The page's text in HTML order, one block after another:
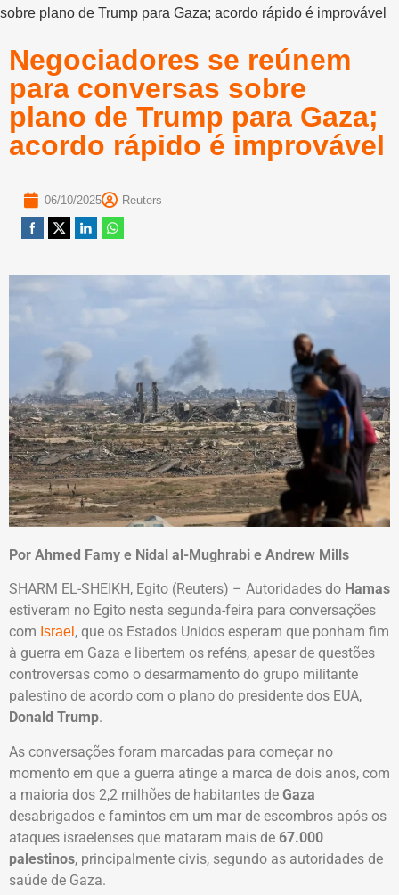
sobre plano de Trump para Gaza; acordo rápido é improvável
Negociadores se reúnem
para conversas sobre
plano de Trump para Gaza;
acordo rápido é improvável
06/10/2025 Reuters
Por Ahmed Famy e Nidal al-Mughrabi e Andrew Mills
SHARM EL-SHEIKH, Egito (Reuters) – Autoridades do Hamas
estiveram no Egito nesta segunda-feira para conversações
com Israel , que os Estados Unidos esperam que ponham fim
à guerra em Gaza e libertem os reféns, apesar de questões
controversas como o desarmamento do grupo militante
palestino de acordo com o plano do presidente dos EUA,
Donald Trump.
As conversações foram marcadas para começar no
momento em que a guerra atinge a marca de dois anos, com
a maioria dos 2,2 milhões de habitantes de Gaza
desabrigados e famintos em um mar de escombros após os
ataques israelenses que mataram mais de 67.000
palestinos, principalmente civis, segundo as autoridades de
saúde de Gaza.